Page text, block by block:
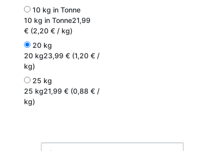
10 kg in Tonne
10 kg in Tonne21,99
€ (2,20 € / kg)
20 kg
20 kg23,99 € (1,20 € /
kg)
25 kg
25 kg21,99 € (0,88 € /
kg)